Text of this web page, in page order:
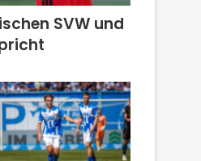
SVW und